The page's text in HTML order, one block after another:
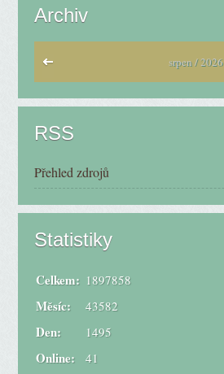
Archiv
srpen / 2026
RSS
Přehled zdrojů
Statistiky
Online: 41
Celkem: 1897858
Měsíc: 43582
Den: 1495